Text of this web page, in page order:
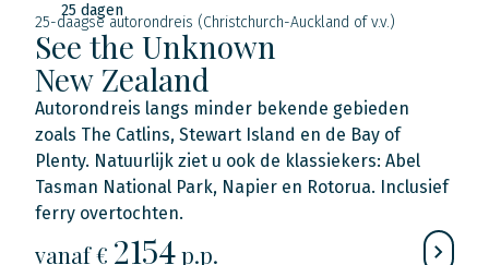
25 dagen
25-daagse autorondreis (Christchurch-Auckland of v.v.)
See the Unknown
New Zealand
Autorondreis langs minder bekende gebieden
zoals The Catlins, Stewart Island en de Bay of
Plenty. Natuurlijk ziet u ook de klassiekers: Abel
Tasman National Park, Napier en Rotorua. Inclusief
ferry overtochten.
vanaf € 2154p.p.